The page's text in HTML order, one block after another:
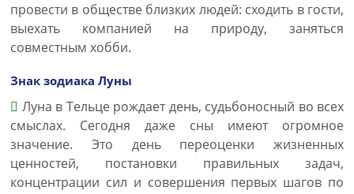
провести в обществе близких людей: сходить в гости,
выехать компанией на природу, заняться
совместным хобби.
Знак зодиака Луны
Луна в Тельце рождает день, судьбоносный во всех
смыслах. Сегодня даже сны имеют огромное
значение. Это день переоценки жизненных
ценностей, постановки правильных задач,
концентрации сил и совершения первых шагов по